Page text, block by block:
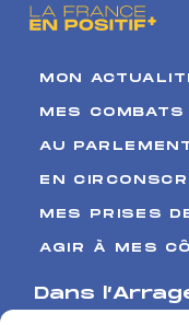
MON
MES COMBATS
AU
EN
MES PRISES
AGIR À MES
Dans